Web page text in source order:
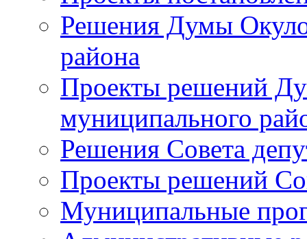
Решения Думы
района
Проекты решений
муниципального
Решения Совета
Проекты решений
Муниципальные